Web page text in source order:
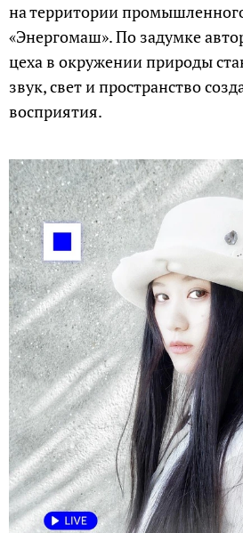
на территории
«Энергомаш». По задумке
цеха в окружении природы
звук, свет и пространство
восприятия.